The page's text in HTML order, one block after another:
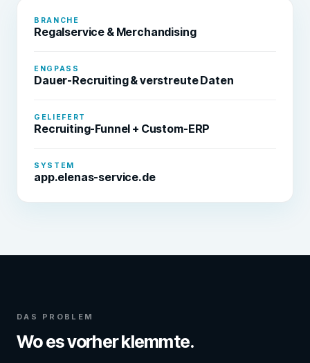
BRANCHE
Regalservice & Merchandising
ENGPASS
Dauer-Recruiting & verstreute Daten
GELIEFERT
Recruiting-Funnel + Custom-ERP
SYSTEM
app.elenas-service.de
DAS PROBLEM
Wo es vorher klemmte.